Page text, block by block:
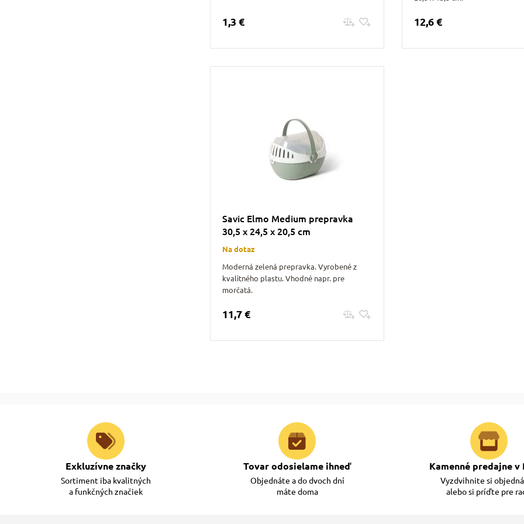
1,3 € 12,6 €
Savic Elmo Medium prepravka
30,5 x 24,5 x 20,5 cm
Na dotaz
Moderná zelená prepravka. Vyrobené z
kvalitného plastu. Vhodné napr. pre
morčatá.
11,7 €
Exkluzívne značky
Sortiment iba kvalitných
a funkčných značiek
Tovar odosielame ihneď
Objednáte a do dvoch dní
máte doma
Kamenné predajne v
Vyzdvihnite si
alebo si príďte pre